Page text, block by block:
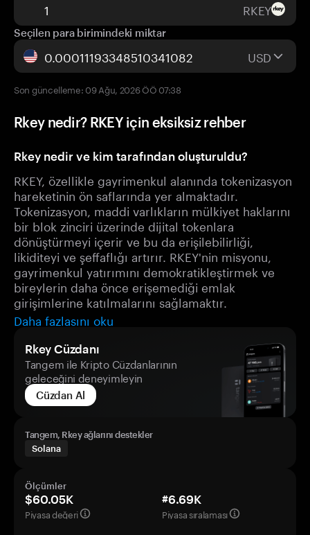
RKEY
Seçilen para birimindeki miktar
USD
Son güncelleme: 09 Ağu, 2026 ÖÖ 07:38
Rkey nedir? RKEY için eksiksiz rehber
Rkey nedir ve kim tarafından oluşturuldu?
RKEY, özellikle gayrimenkul alanında tokenizasyon
hareketinin ön saflarında yer almaktadır.
Tokenizasyon, maddi varlıkların mülkiyet haklarını
bir blok zinciri üzerinde dijital tokenlara
dönüştürmeyi içerir ve bu da erişilebilirliği,
likiditeyi ve şeffaflığı artırır. RKEY'nin misyonu,
gayrimenkul yatırımını demokratikleştirmek ve
bireylerin daha önce erişemediği emlak
girişimlerine katılmalarını sağlamaktır.
Daha fazlasını oku
Rkey Cüzdanı
Tangem ile Kripto Cüzdanlarının
geleceğini deneyimleyin
Cüzdan Al
Tangem, Rkey ağlarını destekler
Solana
Ölçümler
$60.05K
Piyasa değeri
#6.69K
Piyasa sıralaması